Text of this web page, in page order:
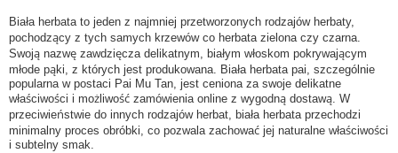
Biała herbata to jeden z najmniej przetworzonych rodzajów herbaty,
pochodzący z tych samych krzewów co herbata zielona czy czarna.
Swoją nazwę zawdzięcza delikatnym, białym włoskom pokrywającym
młode pąki, z których jest produkowana. Biała herbata pai, szczególnie
popularna w postaci Pai Mu Tan, jest ceniona za swoje delikatne
właściwości i możliwość zamówienia online z wygodną dostawą. W
przeciwieństwie do innych rodzajów herbat, biała herbata przechodzi
minimalny proces obróbki, co pozwala zachować jej naturalne właściwości
i subtelny smak.